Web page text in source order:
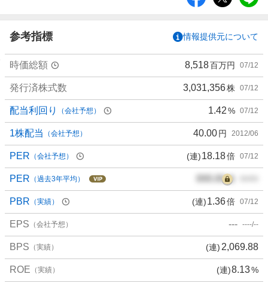
ア
参考指標 情報提供元について
時価総額 8,518百万円 07/12
発行済株式数 3,031,356株 07/12
配当利回り （会社予想） 1.42% 07/12
1株配当 （会社予想） 40.00円 2012/06
PER （会社予想） (連)18.18倍 07/12
PER （過去3年平均） 000.00倍
PBR （実績） (連)1.36倍 07/12
EPS （会社予想） --- ----/--
BPS （実績） (連) 2,069.88
ROE （実績） (連)8.13%